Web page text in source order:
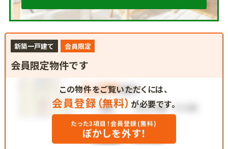
新築一戸建て 会員限定
会員限定物件です
この物件をご覧いただくには、
会員登録（無料） が必要です。
たった3項目！会員登録(無料)
ぼかしを外す！